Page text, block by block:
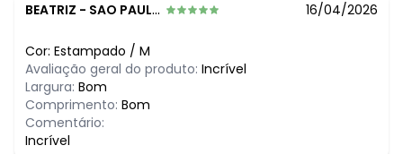
BEATRIZ - SAO PAULO - SP 16/04/2026
Cor: Estampado / M
Avaliação geral do produto: Incrível
Largura: Bom
Comprimento: Bom
Comentário:
Incrível